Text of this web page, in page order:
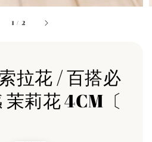
1 / 2
拉花 / 百搭必
莉花 4CM〔